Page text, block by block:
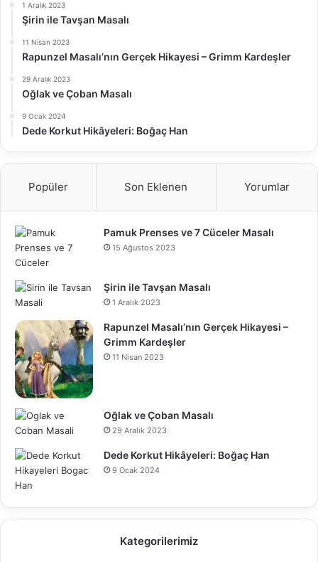
1 Aralık 2023
Şirin ile Tavşan Masalı
11 Nisan 2023
Rapunzel Masalı’nın Gerçek Hikayesi – Grimm Kardeşler
29 Aralık 2023
Oğlak ve Çoban Masalı
9 Ocak 2024
Dede Korkut Hikâyeleri: Boğaç Han
Popüler Son Eklenen Yorumlar
Pamuk Prenses ve 7 Cüceler Masalı
15 Ağustos 2023
Şirin ile Tavşan Masalı
1 Aralık 2023
Rapunzel Masalı’nın Gerçek Hikayesi –
Grimm Kardeşler
11 Nisan 2023
Oğlak ve Çoban Masalı
29 Aralık 2023
Dede Korkut Hikâyeleri: Boğaç Han
9 Ocak 2024
Kategorilerimiz